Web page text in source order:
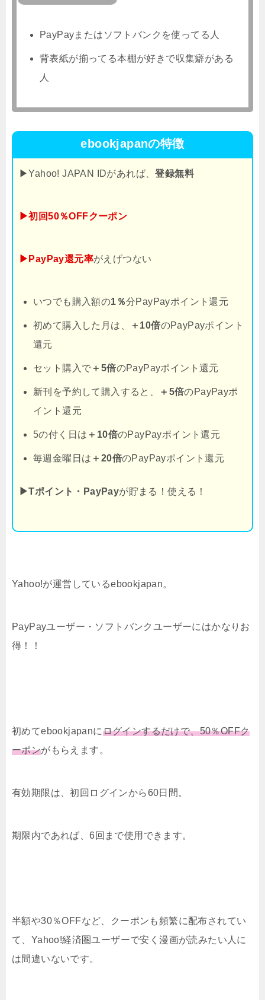
PayPayまたはソフトバンクを使ってる人
背表紙が揃ってる本棚が好きで収集癖がある
人
ebookjapanの特徴
▶Yahoo! JAPAN IDがあれば、登録無料
▶初回50％OFFクーポン
▶PayPay還元率がえげつない
いつでも購入額の1％分PayPayポイント還元
初めて購入した月は、 ＋10倍のPayPayポイント
還元
セット購入で ＋5倍のPayPayポイント還元
新刊を予約して購入すると、 ＋5倍のPayPayポ
イント還元
5の付く日は ＋10倍のPayPayポイント還元
毎週金曜日は ＋20倍のPayPayポイント還元
▶Tポイント・PayPayが貯まる！使える！
Yahoo!が運営しているebookjapan。
PayPayユーザー・ソフトバンクユーザーにはかなりお
得！！
初めてebookjapanにログインするだけで、50％OFFク
ーポンがもらえます。
有効期限は、初回ログインから60日間。
期限内であれば、6回まで使用できます。
半額や30％OFFなど、クーポンも頻繁に配布されてい
て、Yahoo!経済圏ユーザーで安く漫画が読みたい人に
は間違いないです。